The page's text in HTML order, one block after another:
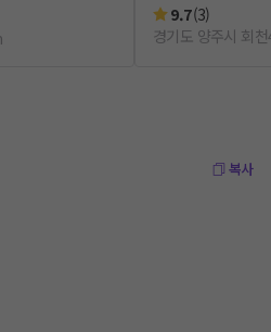
9.7(3)
경기도 양주시 회
복사